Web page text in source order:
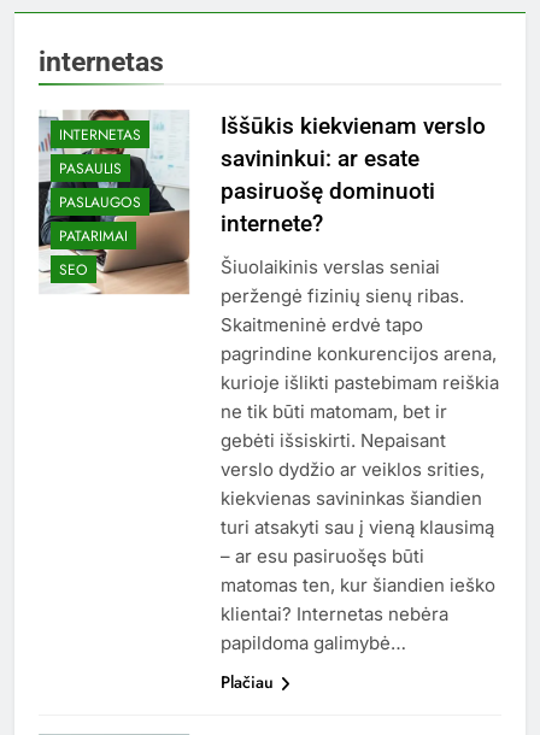
internetas
INTERNETAS
PASAULIS
PASLAUGOS
PATARIMAI
SEO
Iššūkis kiekvienam verslo
savininkui: ar esate
pasiruošę dominuoti
internete?
Šiuolaikinis verslas seniai
peržengė fizinių sienų ribas.
Skaitmeninė erdvė tapo
pagrindine konkurencijos arena,
kurioje išlikti pastebimam reiškia
ne tik būti matomam, bet ir
gebėti išsiskirti. Nepaisant
verslo dydžio ar veiklos srities,
kiekvienas savininkas šiandien
turi atsakyti sau į vieną klausimą
– ar esu pasiruošęs būti
matomas ten, kur šiandien ieško
klientai? Internetas nebėra
papildoma galimybė…
Plačiau